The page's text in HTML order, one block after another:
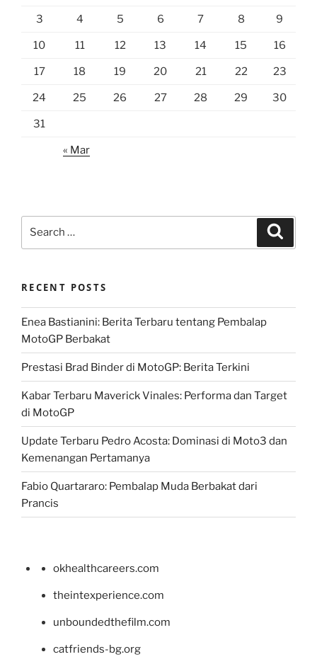
3 4 5 6 7 8 9
10 11 12 13 14 15 16
17 18 19 20 21 22 23
24 25 26 27 28 29 30
31
« Mar
RECENT POSTS
Enea Bastianini: Berita Terbaru tentang Pembalap
MotoGP Berbakat
Prestasi Brad Binder di MotoGP: Berita Terkini
Kabar Terbaru Maverick Vinales: Performa dan Target
di MotoGP
Update Terbaru Pedro Acosta: Dominasi di Moto3 dan
Kemenangan Pertamanya
Fabio Quartararo: Pembalap Muda Berbakat dari
Prancis
okhealthcareers.com
theintexperience.com
unboundedthefilm.com
catfriends-bg.org